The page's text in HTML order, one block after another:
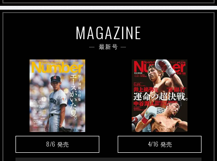
MAGAZINE
最新号
8/6 発売 4/16 発売